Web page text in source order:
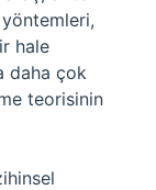
hale
daha çok
teorisinin